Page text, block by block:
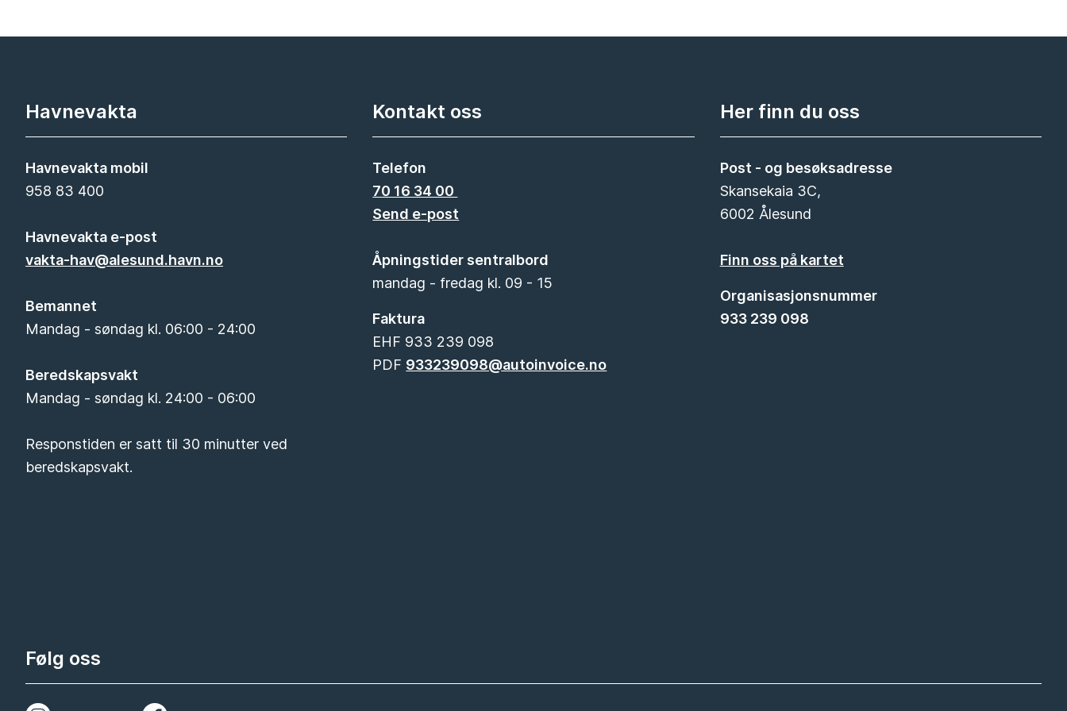
Havnevakta
Havnevakta mobil
958 83 400
Havnevakta e-post
vakta-hav@alesund.havn.no
Bemannet
Mandag - søndag kl. 06:00 - 24:00
Beredskapsvakt
Mandag - søndag kl. 24:00 - 06:00
Responstiden er satt til 30 minutter ved
beredskapsvakt.
Kontakt oss
Telefon
70 16 34 00
Send e-post
Åpningstider sentralbord
mandag - fredag kl. 09 - 15
Faktura
EHF 933 239 098
PDF 933239098@autoinvoice.no
Her finn du oss
Post - og besøksadresse
Skansekaia 3C,
6002 Ålesund
Finn oss på kartet
Organisasjonsnummer
933 239 098
Følg oss